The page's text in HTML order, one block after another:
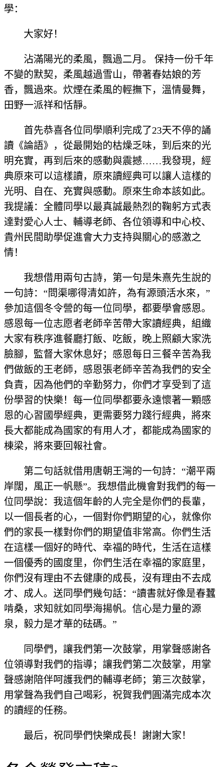
學：
大家好！
沾滿陽光的柔風，飄過二月。 保持一份千年
不變的默契，柔風越過雪山，帶著春姑娘的芳
香，飄過來。炊煙在柔風的輕撫下，溫情曼舞，
田野一派祥和恬靜。
首先恭喜各位同學順利完成了23天不停的誦
讀《論語》，從最開始的枯燥乏味，到后來的光
明充實，再到后來的感動與震撼……我發現，經
典原來可以這樣讀，原來讀經典可以讓人這樣的
光明、自在、充實與感動。原來生命本該如此。
我提議：全體同學以最真誠最熱烈的鞠躬方式表
達對愛心人士、輔導老師、各位領導和中心校、
貴州民間助學促進會大力支持與關心的感激之
情！
我想借用兩句古詩，第一句是朱熹先生說的
一句詩：“問渠哪得清如許，為有源頭活水來，”
參加這個冬令營的每一位同學，都要學會感恩。
感恩每一位志愿者老師辛苦帶大家讀經典，組織
大家有秩序進餐廳打飯、吃飯，晚上照顧大家洗
臉腳，監督大家休息好；感恩每日三餐辛苦為我
們做飯的王老師，感恩張老師辛苦為我們的安全
負責，因為他們的辛勤努力，你們才享受到了這
份學習的快樂！每一位同學都要永遠懷著一顆感
恩的心習國學經典，更需要努力踐行經典，將來
長大都能成為國家的有用人才，都能成為國家的
棟梁，將來要回報社會。
第二句話就借用唐朝王灣的一句詩：“潮平兩
岸闊，風正一帆懸”。我想借此機會對我們的每一
位同學說：我這個年齡的人完全是你們的長輩，
以一個長者的心，一個對你們期望的心，就像你
們的家長一樣對你們的期望值非常高。你們生活
在這樣一個好的時代、幸福的時代，生活在這樣
一個優秀的國度里，你們生活在幸福的家庭里，
你們沒有理由不去健康的成長，沒有理由不去成
才、成人。送同學們幾句話：“讀書就好像是春蠶
啃桑，求知就如同學海揚帆。信心是力量的源
泉，毅力是才華的砝碼。”
同學們，讓我們第一次鼓掌，用掌聲感謝各
位領導對我們的指導；讓我們第二次鼓掌，用掌
聲感謝陪伴呵護我們的輔導老師；第三次鼓掌，
用掌聲為我們自己喝彩，祝賀我們圓滿完成本次
的讀經的任務。
最后，祝同學們快樂成長！謝謝大家！